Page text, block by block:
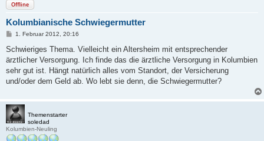
Offline
Kolumbianische Schwiegermutter
B
i
r
a
1. Februar 2012, 20:16
Schwieriges Thema. Vielleicht ein Altersheim mit entsprechender
ärztlicher Versorgung. Ich finde das die ärztliche Versorgung in Kolumbien
sehr gut ist. Hängt natürlich alles vom Standort, der Versicherung
und/oder dem Geld ab. Wo lebt sie denn, die Schwiegermutter?
Themenstarter
soledad
Kolumbien-Neuling